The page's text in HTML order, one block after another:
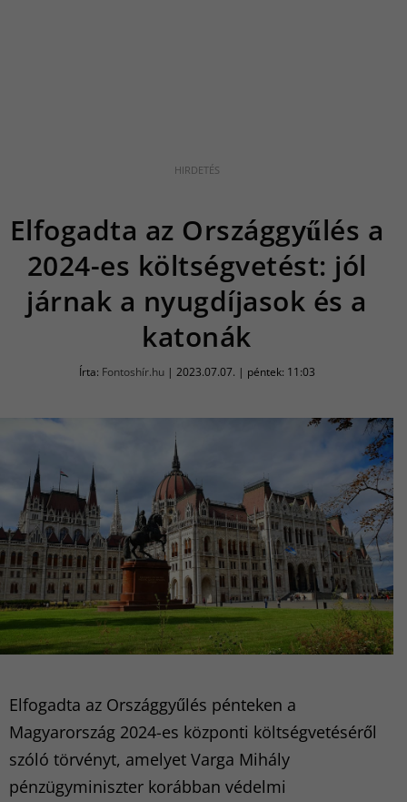
Elfogadta az Országgyűlés a
2024-es költségvetést: jól
járnak a nyugdíjasok és a
katonák
Írta: Fontoshír.hu| 2023.07.07. | péntek: 11:03
Elfogadta az Országgyűlés pénteken a
Magyarország 2024-es központi költségvetéséről
szóló törvényt, amelyet Varga Mihály
pénzügyminiszter korábban védelmi